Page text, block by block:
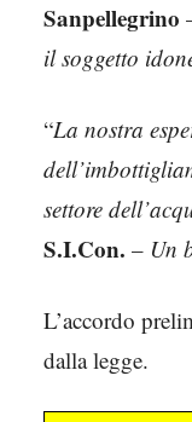
Sanpellegrino
il soggetto
“La nostra
settore
S.I.Con. – Un
L’accordo
dalla legge.